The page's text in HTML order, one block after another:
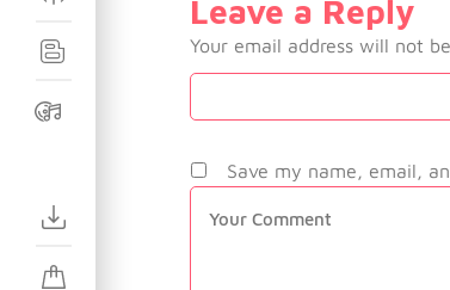
Leave a Reply
Your email address will not
Save my name, email,